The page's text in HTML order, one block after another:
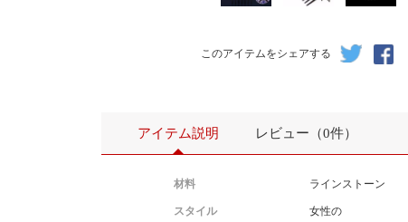
このアイテムをシェアする
アイテム説明 レビュー（0件）
材料 ラインストーン
スタイル 女性の